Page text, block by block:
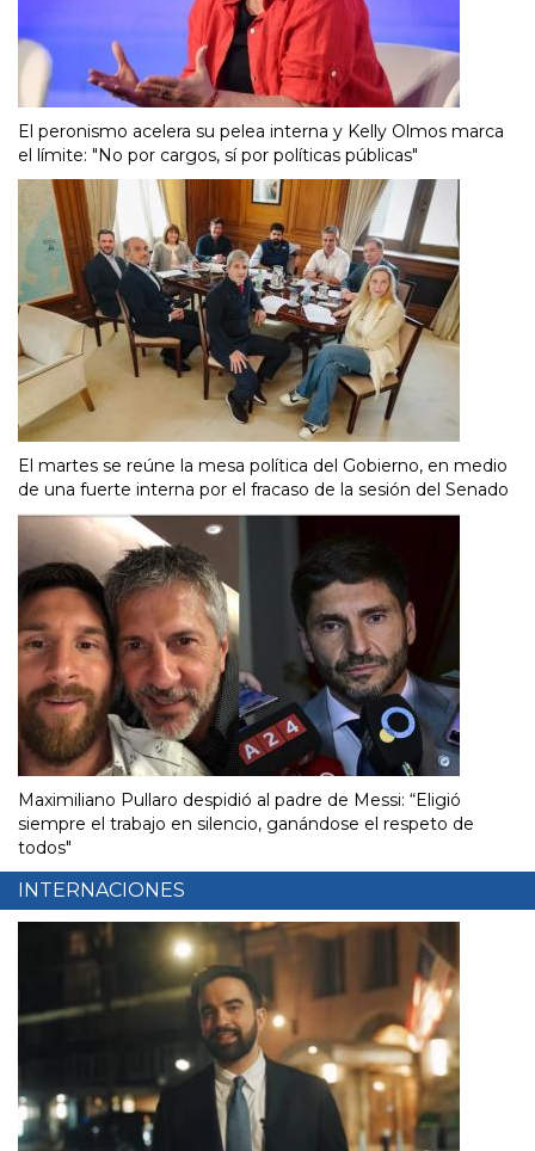
El peronismo acelera su pelea interna y Kelly Olmos marca
el límite: "No por cargos, sí por políticas públicas"
El martes se reúne la mesa política del Gobierno, en medio
de una fuerte interna por el fracaso de la sesión del Senado
Maximiliano Pullaro despidió al padre de Messi: “Eligió
siempre el trabajo en silencio, ganándose el respeto de
todos"
INTERNACIONES